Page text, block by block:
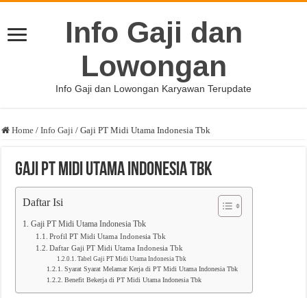
Info Gaji dan
Lowongan
Info Gaji dan Lowongan Karyawan Terupdate
Home / Info Gaji / Gaji PT Midi Utama Indonesia Tbk
Gaji PT Midi Utama Indonesia Tbk
Daftar Isi
Gaji PT Midi Utama Indonesia Tbk
Profil PT Midi Utama Indonesia Tbk
Daftar Gaji PT Midi Utama Indonesia Tbk
Tabel Gaji PT Midi Utama Indonesia Tbk
Syarat Syarat Melamar Kerja di PT Midi Utama Indonesia Tbk
Benefit Bekerja di PT Midi Utama Indonesia Tbk